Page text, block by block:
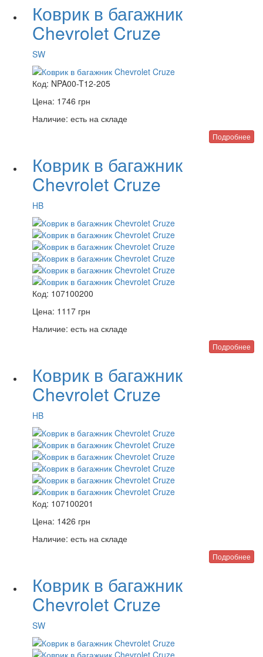
Коврик в багажник
Chevrolet Cruze
SW
Код: NPA00-T12-205
Цена: 1746 грн
Наличие: есть на складе
Подробнее
Коврик в багажник
Chevrolet Cruze
HB
Код: 107100200
Цена: 1117 грн
Наличие: есть на складе
Подробнее
Коврик в багажник
Chevrolet Cruze
HB
Код: 107100201
Цена: 1426 грн
Наличие: есть на складе
Подробнее
Коврик в багажник
Chevrolet Cruze
SW